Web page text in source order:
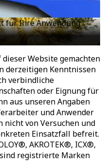
für Ihre Anwendung
dieser Website gemachten
derzeitigen Kenntnissen
verbindliche
oder Eignung für
aus unseren Angaben
und Anwender
nicht von Versuchen und
Einsatzfall befreit.
AKROTEK®, ICX®,
registrierte Marken